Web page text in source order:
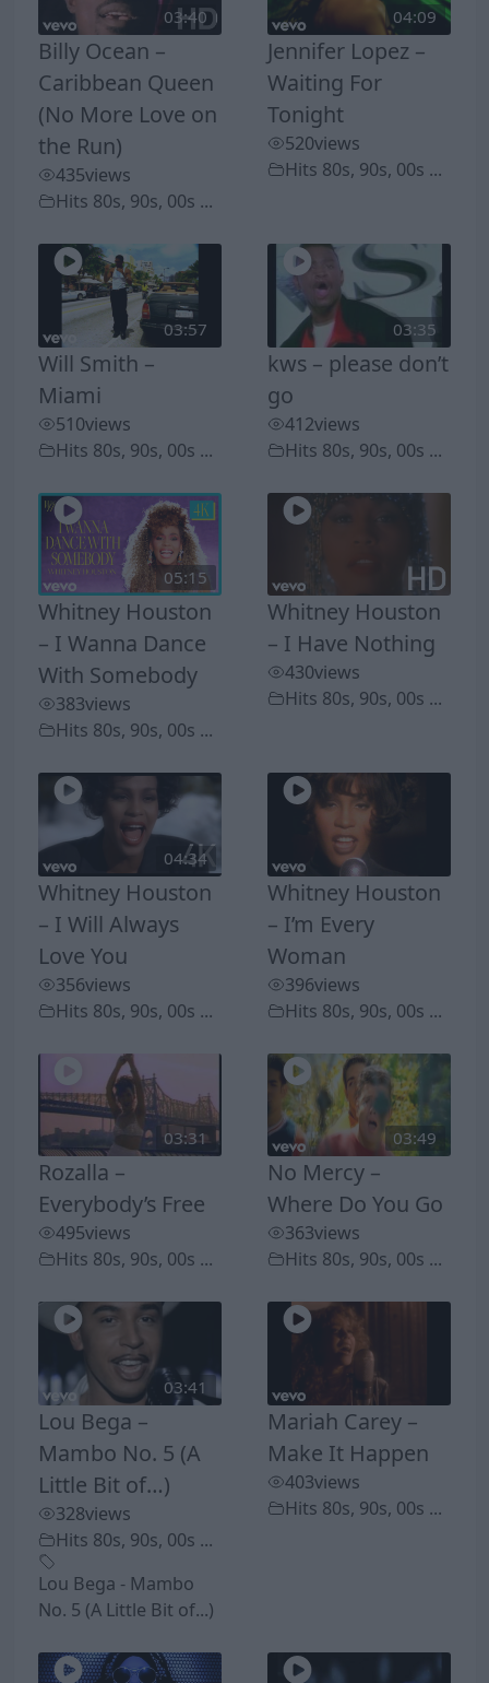
03:40
Billy Ocean –
Caribbean Queen
(No More Love on
the Run)
435views
Hits 80s, 90s, 00s ...
04:09
Jennifer Lopez –
Waiting For
Tonight
520views
Hits 80s, 90s, 00s ...
03:57
Will Smith –
Miami
510views
Hits 80s, 90s, 00s ...
03:35
kws – please don’t
go
412views
Hits 80s, 90s, 00s ...
05:15
Whitney Houston
– I Wanna Dance
With Somebody
383views
Hits 80s, 90s, 00s ...
Whitney Houston
– I Have Nothing
430views
Hits 80s, 90s, 00s ...
04:34
Whitney Houston
– I Will Always
Love You
356views
Hits 80s, 90s, 00s ...
Whitney Houston
– I’m Every
Woman
396views
Hits 80s, 90s, 00s ...
03:31
Rozalla –
Everybody’s Free
495views
Hits 80s, 90s, 00s ...
03:49
No Mercy –
Where Do You Go
363views
Hits 80s, 90s, 00s ...
03:41
Lou Bega –
Mambo No. 5 (A
Little Bit of…)
328views
Hits 80s, 90s, 00s ...
Lou Bega - Mambo
No. 5 (A Little Bit of...)
Mariah Carey –
Make It Happen
403views
Hits 80s, 90s, 00s ...